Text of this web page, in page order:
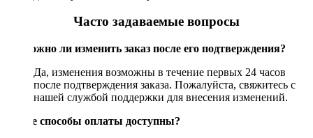
Часто задаваемые вопросы
Возможно ли изменить заказ после его подтверждения?
Да, изменения возможны в течение первых 24 часов
после подтверждения заказа. Пожалуйста, свяжитесь с
нашей службой поддержки для внесения изменений.
Какие способы оплаты доступны?